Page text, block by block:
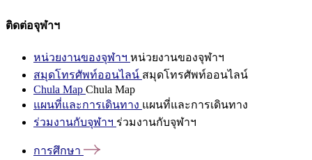
ติดต่อจุฬาฯ
หน่วยงานของจุฬาฯ หน่วยงานของจุฬาฯ
สมุดโทรศัพท์ออนไลน์ สมุดโทรศัพท์ออนไลน์
Chula Map Chula Map
แผนที่และการเดินทาง แผนที่และการเดินทาง
ร่วมงานกับจุฬาฯ ร่วมงานกับจุฬาฯ
การศึกษา